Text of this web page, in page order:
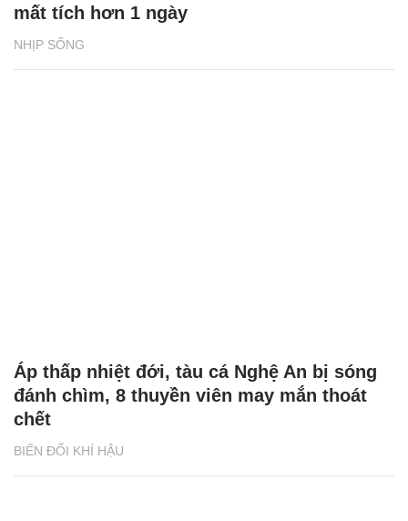
NHỊP SỐNG
mất tích hơn 1 ngày
BIẾN ĐỔI KHÍ HẬU
Áp thấp nhiệt đới, tàu cá Nghệ An bị sóng
đánh chìm, 8 thuyền viên may mắn thoát
chết